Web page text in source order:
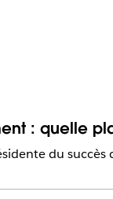
: quelle
du